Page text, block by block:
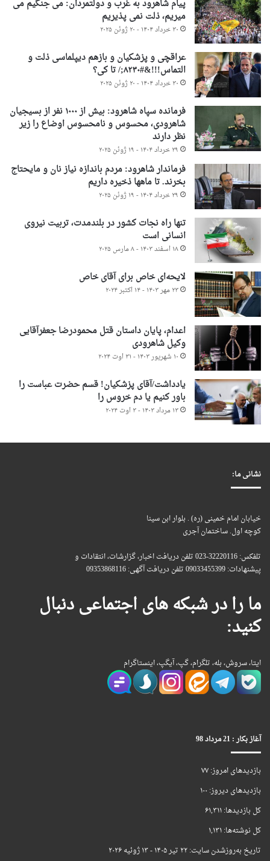
پیام شاهرود به غرب و دولتمردان: می جنگیم می
میریم، ذلت نمی پذیریم
۳۰ خرداد ۱۴۰۴ - ۲۰ ژوئن ۲۰۲۵
عراقچی و پزشکیان و بازهم دیپلماسی ذلت و
التماس!!!&#۸۲۳۰;/ تا کی؟
۳۰ خرداد ۱۴۰۴ - ۲۰ ژوئن ۲۰۲۵
فرمانده سپاه شاهرود: بیش از ۱۰۰۰ نفر از بسیجیان
شاهرودی، محسوس و نامحسوس اوضاع را زیر
نظر دارند
۲۹ خرداد ۱۴۰۴ - ۱۹ ژوئن ۲۰۲۵
فرماندار شاهرود: مردم باندازه نیاز نان و مایحتاج
بخرند. تا ماهها ذخیره داریم
۲۹ خرداد ۱۴۰۴ - ۱۹ ژوئن ۲۰۲۵
تنها راه نجات کشور در بلندمدت، تربیت نیروی
انسانی است
۱۸ اسفند ۱۴۰۳ - ۸ مارس ۲۰۲۵
لایحه‌ای خاص برای آقای خاص
۲۳ مهر ۱۴۰۳ - ۱۴ اکتبر ۲۰۲۴
اعدام، پایان داستان قتل محمودرضا جعفرآقایی
وکیل شاهرودی
۱۰ شهریور ۱۴۰۳ - ۳۱ اوت ۲۰۲۴
یادداشت/آقای پزشکیان! قسم حضرت عباست را
باور کنیم یا دم خروس را
۱۳ مرداد ۱۴۰۳ - ۳ اوت ۲۰۲۴
نشانی ما:
خیابان امام خمینی (ره) . بلوار ابن سینا
کوچه اول. ساختمان آجری
تلفکس: 32220116-023 تلفن دریافت اخبار، گزارشات، انتقادات و
پیشنهادات: 09033455399 تلفن دریافت آگهی: 09353868116
ما را در شبکه های اجتماعی دنبال
کنید:
ایتا، سروش، بله، تلگرام، گپ، آیگپ، اینستاگرام
آغاز بکار : 21 مرداد 98
بازدیدهای امروز:۷۷
بازدیدهای دیروز: ۱۰۰
کل بازدیدها:۶۱,۳۱۱
کل نوشته‌ها:۱,۱۳۱
تاریخ به‌روزشدن سایت:۲۲ تیر ۱۴۰۵ - ۱۳ ژوئیه ۲۰۲۶